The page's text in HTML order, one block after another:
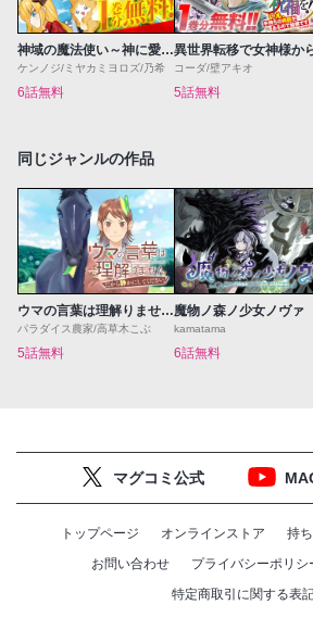
神域の魔法使い～神に愛された落第生は魔法学院へ通う～
ケンノジ/ミヤカミヨロズ/乃希
6話無料
コーダ/壁アキオ
5話無料
同じジャンルの作品
ウマの言葉は理解りませんだから静かにしてください！
パラダイス農家/高草木こぶ
5話無料
魔物ノ森ノ少女ノヴァ
kamatama
6話無料
マグコミ公式
トップページ オンラインストア 持
お問い合わせ
プライバシーポリシ
特定商取引に関する表